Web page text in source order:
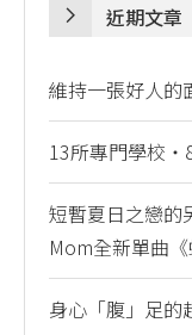
近期文章
維持一張好人的
13所專門學校
短暫夏日之戀的
Mom全新單曲
身心「腹」足